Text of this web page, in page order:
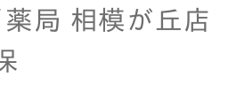
薬局 相模が丘店